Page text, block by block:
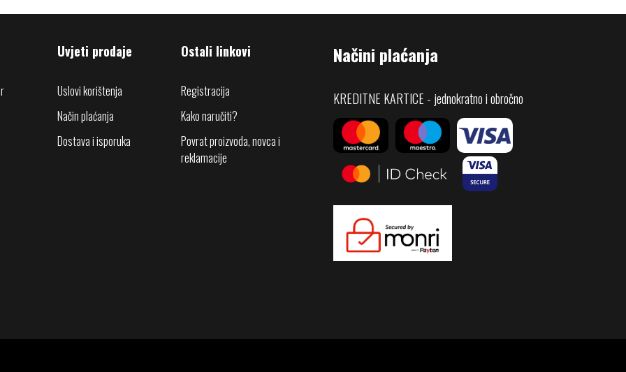
Uvjeti prodaje
Uslovi korištenja
Način plaćanja
Dostava i isporuka
Ostali linkovi
Registracija
Kako naručiti?
Povrat proizvoda, novca i
reklamacije
Načini plaćanja
KREDITNE KARTICE - jednokratno i obročno